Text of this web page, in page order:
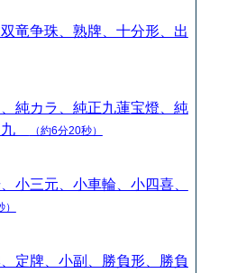
竜争珠、熟牌、十分形、出
純カラ、純正九蓮宝燈、純
九
（約6分20秒）
小三元、小車輪、小四喜、
定牌、小副、勝負形、勝負